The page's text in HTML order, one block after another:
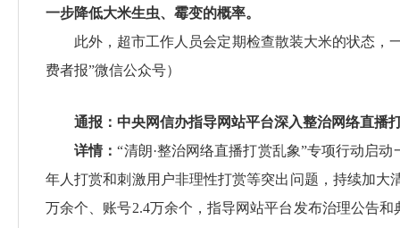
一步降低大米生虫、霉变的概率。
此外，超市工作人员会定期检查散装大米的状态，一
费者报”微信公众号）
通报：中央网信办指导网站平台深入整治网络直播
详情：“清朗·整治网络直播打赏乱象”专项行动启
年人打赏和刺激用户非理性打赏等突出问题，持续加
万余个、账号2.4万余个，指导网站平台发布治理公告